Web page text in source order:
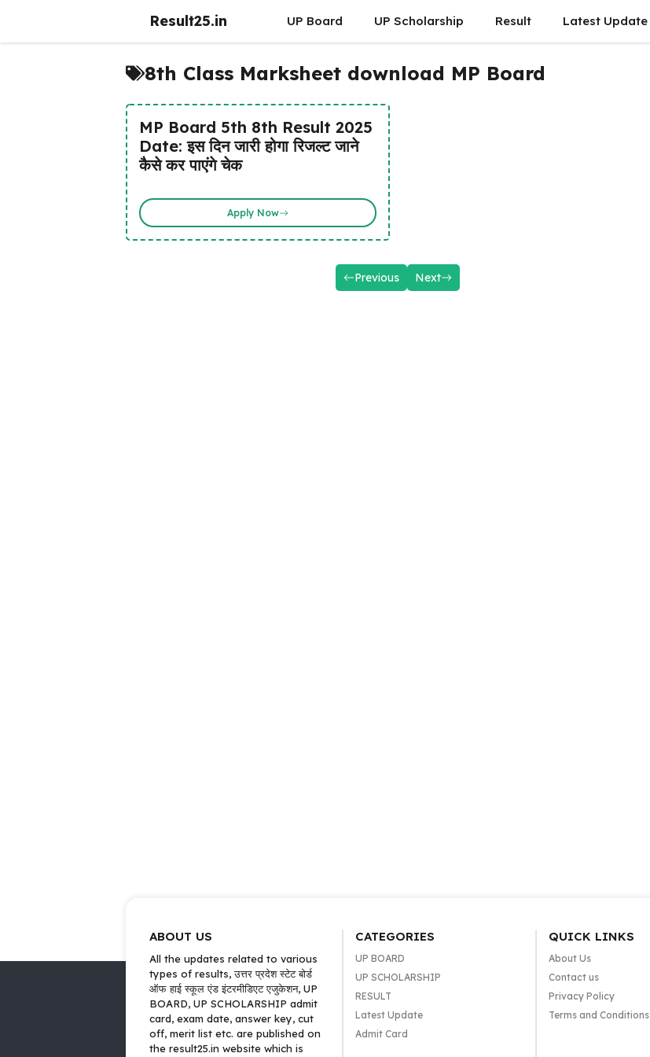
Result25.in UP Board UP Scholarship Result Latest Update
8th Class Marksheet download MP Board
MP Board 5th 8th Result 2025
Date: इस दिन जारी होगा रिजल्ट जाने
कैसे कर पाएंगे चेक
Apply Now
Previous Next
ABOUT US
All the updates related to various
types of results, उत्तर प्रदेश स्टेट बोर्ड
ऑफ हाई स्कूल एंड इंटरमीडिएट एजुकेशन, UP
BOARD, UP SCHOLARSHIP admit
card, exam date, answer key, cut
off, merit list etc. are published on
the result25.in website which is
CATEGORIES
UP BOARD
UP SCHOLARSHIP
RESULT
Latest Update
Admit Card
QUICK LINKS
About Us
Contact us
Privacy Policy
Terms and Conditions